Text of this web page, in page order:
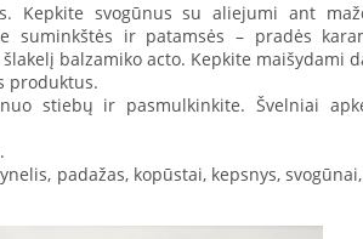
Kepkite svogūnus su aliejumi ant
suminkštės ir patamsės – pradės
balzamiko acto. Kepkite maišydami
produktus.
stiebų ir pasmulkinkite. Švelniai
padažas, kopūstai, kepsnys,